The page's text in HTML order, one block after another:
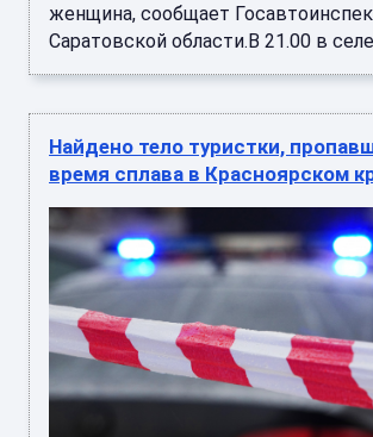
женщина, сообщает
Саратовской области.В 21.00 в
Найдено тело туристки,
время сплава в Красноярском